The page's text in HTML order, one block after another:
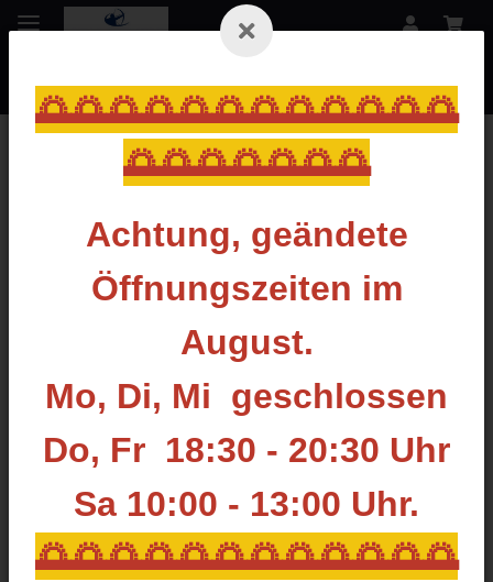
🌅🌅🌅🌅🌅🌅🌅🌅🌅🌅🌅🌅
🌅🌅🌅🌅🌅🌅🌅
Achtung, geändete
Öffnungszeiten im
August.
Mo, Di, Mi geschlossen
Do, Fr 18:30 - 20:30 Uhr
Sa 10:00 - 13:00 Uhr.
🌅🌅🌅🌅🌅🌅🌅🌅🌅🌅🌅🌅
Zurück zur Liste Break-Off